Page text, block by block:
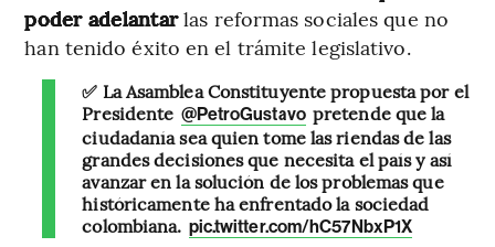
poder adelantarlas reformas sociales que no
han tenido éxito en el trámite legislativo.
✅ La Asamblea Constituyente propuesta por el
Presidente @PetroGustavo pretende que la
ciudadanía sea quien tome las riendas de las
grandes decisiones que necesita el país y así
avanzar en la solución de los problemas que
históricamente ha enfrentado la sociedad
colombiana. pic.twitter.com/hC57NbxP1X